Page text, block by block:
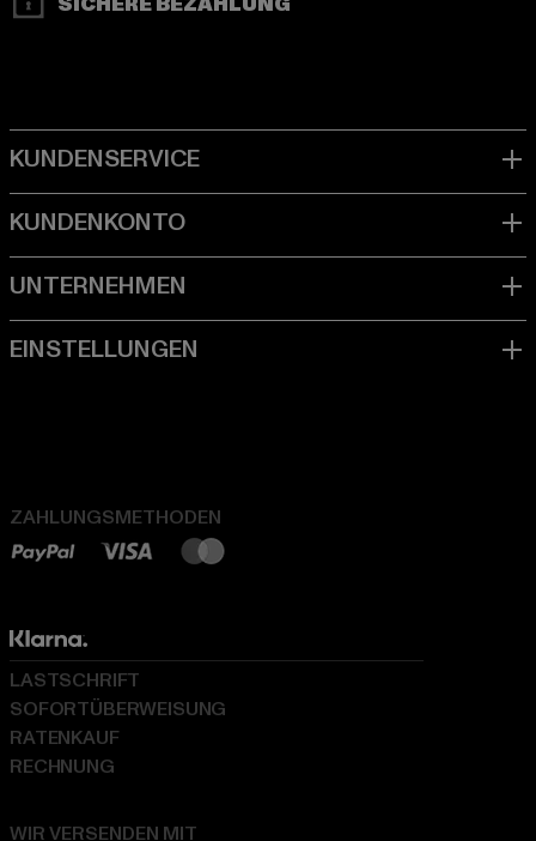
ZAHLUNGSMETHODEN
WIR VERSENDEN MIT
LASTSCHRIFT
SOFORTÜBERWEISUNG
RATENKAUF
RECHNUNG